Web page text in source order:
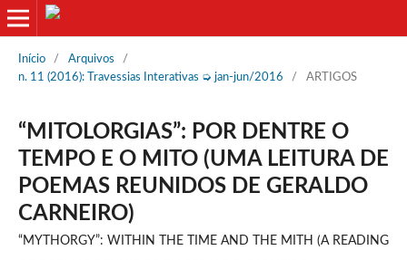
Início / Arquivos
/
n. 11 (2016): Travessias Interativas ➭ jan-jun/2016
/ ARTIGOS
“MITOLORGIAS”: POR DENTRE O
TEMPO E O MITO (UMA LEITURA DE
POEMAS REUNIDOS DE GERALDO
CARNEIRO)
“MYTHORGY”: WITHIN THE TIME AND THE MITH (A READING